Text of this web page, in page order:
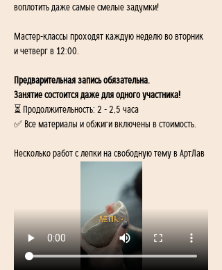
воплотить даже самые смелые задумки!
Мастер-классы проходят каждую неделю во вторник
и четверг в 12:00.
Предварительная запись обязательна.
Занятие состоится даже для одного участника!
⏳ Продолжительность: 2 - 2,5 часа
✅ Все материалы и обжиги включены в стоимость.
Несколько работ с лепки на свободную тему в АртЛав